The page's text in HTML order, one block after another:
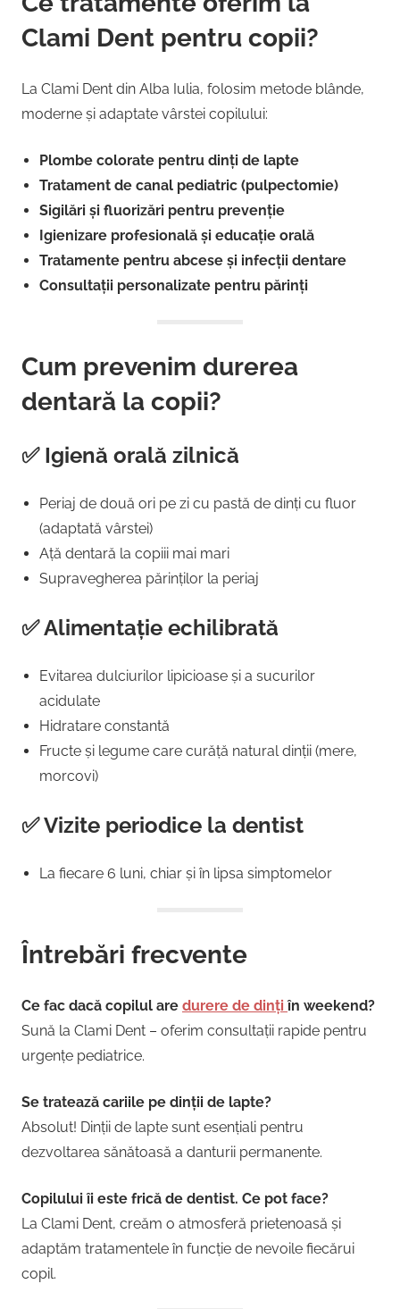
Clami Dent pentru copii?
La Clami Dent din Alba Iulia, folosim metode blânde,
moderne și adaptate vârstei copilului:
Plombe colorate pentru dinți de lapte
Tratament de canal pediatric (pulpectomie)
Sigilări și fluorizări pentru prevenție
Igienizare profesională și educație orală
Tratamente pentru abcese și infecții dentare
Consultații personalizate pentru părinți
Cum prevenim durerea
dentară la copii?
✅ Igienă orală zilnică
Periaj de două ori pe zi cu pastă de dinți cu fluor
(adaptată vârstei)
Ață dentară la copiii mai mari
Supravegherea părinților la periaj
✅ Alimentație echilibrată
Evitarea dulciurilor lipicioase și a sucurilor
acidulate
Hidratare constantă
Fructe și legume care curăță natural dinții (mere,
morcovi)
✅ Vizite periodice la dentist
La fiecare 6 luni, chiar și în lipsa simptomelor
Întrebări frecvente
Ce fac dacă copilul are durere de dințiîn weekend?
Sună la Clami Dent – oferim consultații rapide pentru
urgențe pediatrice.
Se tratează cariile pe dinții de lapte?
Absolut! Dinții de lapte sunt esențiali pentru
dezvoltarea sănătoasă a danturii permanente.
Copilului îi este frică de dentist. Ce pot face?
La Clami Dent, creăm o atmosferă prietenoasă și
adaptăm tratamentele în funcție de nevoile fiecărui
copil.